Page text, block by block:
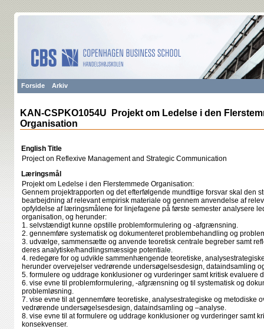
Forside Arkiv
KAN-CSPKO1054U Projekt om Ledelse i den
Organisation
English Title
Project on Reflexive Management and Strategic Communication
Læringsmål
Projekt om Ledelse i den Flerstemmede Organisation:
Gennem projektrapporten og det efterfølgende mundtlige forsvar skal den
bearbejdning af relevant empirisk materiale og gennem anvendelse af
opfyldelse af læringsmålene for linjefagene på første semester analysere
organisation, og herunder:
1. selvstændigt kunne opstille problemformulering og -afgrænsning.
2. gennemføre systematisk og dokumenteret problembehandling og
3. udvælge, sammensætte og anvende teoretisk centrale begreber samt
deres analytiske/​handlingsmæssige potentiale.
4. redegøre for og udvikle sammenhængende teoretiske,
herunder overvejelser vedrørende undersøgelsesdesign, dataindsamling
5. formulere og uddrage konklusioner og vurderinger samt kritisk evaluere
6. vise evne til problemformulering, -afgrænsning og til systematisk og
problemløsning.
7. vise evne til at gennemføre teoretiske, analysestrategiske og metodiske
vedrørende undersøgelsesdesign, dataindsamling og –analyse.
8. vise evne til at formulere og uddrage konklusioner og vurderinger samt
konsekvenser.